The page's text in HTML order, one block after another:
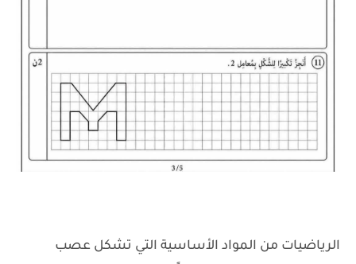
الرياضيات من المواد الأساسية التي تشكل عصب